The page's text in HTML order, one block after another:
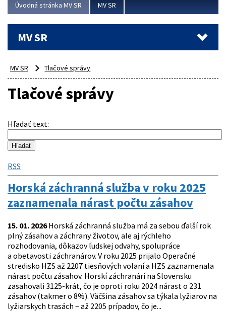
Úvodná stránka MV SR MV SR
MV SR
MV SR Tlačové správy
Tlačové správy
Hľadať text:
RSS
Horská záchranná služba v roku 2025
zaznamenala nárast počtu zásahov
15. 01. 2026Horská záchranná služba má za sebou ďalší rok
plný zásahov a záchrany životov, ale aj rýchleho
rozhodovania, dôkazov ľudskej odvahy, spolupráce
a obetavosti záchranárov. V roku 2025 prijalo Operačné
stredisko HZS až 2207 tiesňových volaní a HZS zaznamenala
nárast počtu zásahov. Horskí záchranári na Slovensku
zasahovali 3125-krát, čo je oproti roku 2024 nárast o 231
zásahov (takmer o 8%). Väčšina zásahov sa týkala lyžiarov na
lyžiarskych trasách – až 2205 prípadov, čo je...